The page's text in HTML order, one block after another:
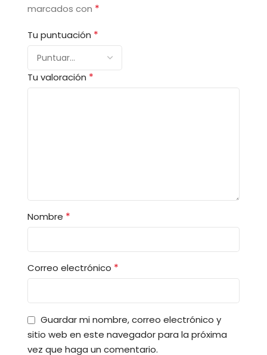
marcados con *
Tu puntuación *
Tu valoración *
Nombre *
Correo electrónico *
Guardar mi nombre, correo electrónico y
sitio web en este navegador para la próxima
vez que haga un comentario.